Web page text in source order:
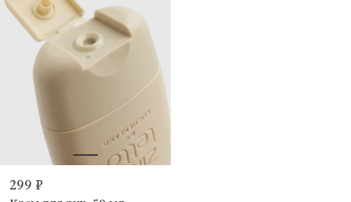
299 ₽